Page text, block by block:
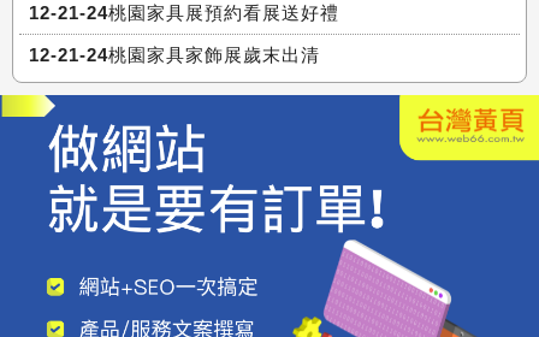
12-21-24桃園家具展預約看展送好禮
12-21-24桃園家具家飾展歲末出清